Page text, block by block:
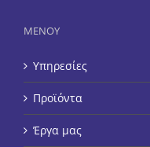
ΜΕΝΟΥ
Υπηρεσίες
Προϊόντα
Έργα μας